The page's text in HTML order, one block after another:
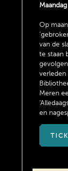
Op
van de
te staan
verleden
Meren
en